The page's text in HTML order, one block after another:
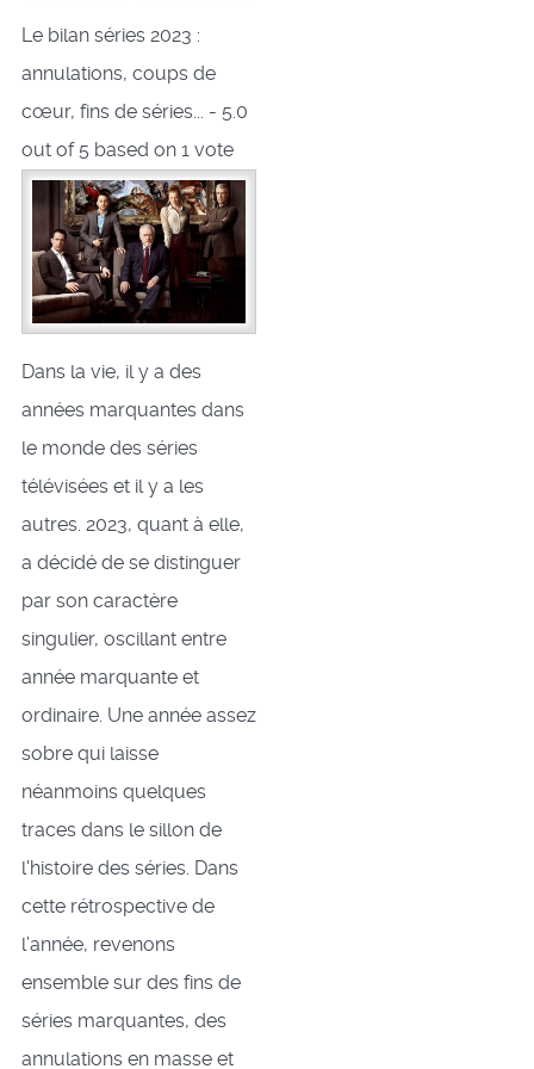
Le bilan séries 2023 :
annulations, coups de
cœur, fins de séries... - 5.0
out of 5 based on 1vote
Dans la vie, il y a des
années marquantes dans
le monde des séries
télévisées et il y a les
autres. 2023, quant à elle,
a décidé de se distinguer
par son caractère
singulier, oscillant entre
année marquante et
ordinaire. Une année assez
sobre qui laisse
néanmoins quelques
traces dans le sillon de
l'histoire des séries. Dans
cette rétrospective de
l’année, revenons
ensemble sur des fins de
séries marquantes, des
annulations en masse et